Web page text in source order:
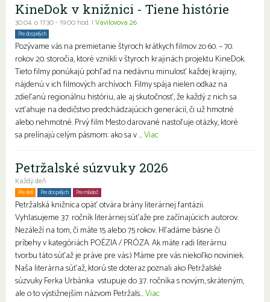
KineDok v knižnici - Tiene histórie
30.04. o 17:30 - 19:00 hod. | Vavilovova 26
Pre dospelých
Pozývame vás na premietanie štyroch krátkych filmov zo 60. – 70.
rokov 20. storočia, ktoré vznikli v štyroch krajinách projektu KineDok.
Tieto filmy ponúkajú pohľad na nedávnu minulosť každej krajiny,
nájdenú v ich filmových archívoch. Filmy spája nielen odkaz na
zdieľanú regionálnu históriu, ale aj skutočnosť, že každý z nich sa
vzťahuje na dedičstvo predchádzajúcich generácií, či už hmotné
alebo nehmotné. Prvý film Mesto darované nastoľuje otázky, ktoré
sa prelínajú celým pásmom: ako sa v ...Viac
Petržalské súzvuky 2026
Každý deň
Pre deti Pre dospelých Pre mládež
Petržalská knižnica opäť otvára brány literárnej fantázii.
Vyhlasujeme 37. ročník literárnej súťaže pre začínajúcich autorov.
Nezáleží na tom, či máte 15 alebo 75 rokov. Hľadáme básne či
príbehy v kategóriách POÉZIA / PRÓZA. Ak máte radi literárnu
tvorbu táto súťaž je práve pre vás:) Máme pre vás niekoľko noviniek.
Naša literárna súťaž, ktorú ste doteraz poznali ako Petržalské
súzvuky Ferka Urbánka vstupuje do 37. ročníka s novým, skráteným,
ale o to výstižnejším názvom Petržals...Viac